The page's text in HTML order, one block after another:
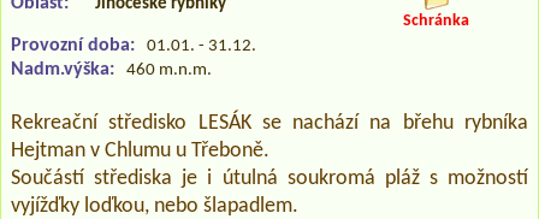
Jihočeské rybníky
Provozní doba: 01.01. - 31.12.
Nadm.výška: 460 m.n.m.
Schránka
Rekreační středisko LESÁK se nachází na břehu rybníka
Hejtman v Chlumu u Třeboně.
Součástí střediska je i útulná soukromá pláž s možností
vyjížďky loďkou, nebo šlapadlem.